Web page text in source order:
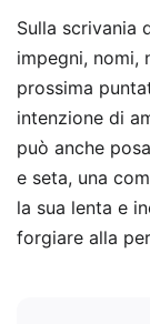
Sulla scrivania
impegni, nomi,
prossima
intenzione di
può anche
e seta, una
la sua lenta e
forgiare alla